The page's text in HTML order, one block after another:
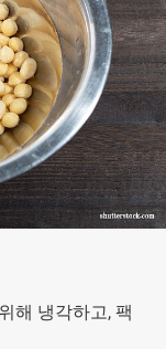
해 냉각하고, 팩